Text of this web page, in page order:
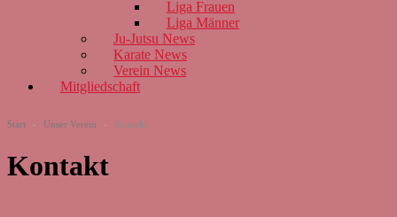
Liga Frauen
Liga Männer
Ju-Jutsu News
Karate News
Verein News
Mitgliedschaft
Start - Unser Verein - Kontakt
Kontakt